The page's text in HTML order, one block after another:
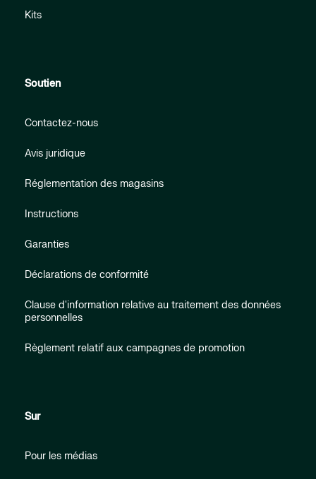
Kits
Soutien
Contactez-nous
Avis juridique
Réglementation des magasins
Instructions
Garanties
Déclarations de conformité
Clause d'information relative au traitement des données
personnelles
Règlement relatif aux campagnes de promotion
Sur
Pour les médias